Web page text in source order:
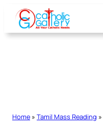
Skip
content
Home » Tamil Mass Reading »